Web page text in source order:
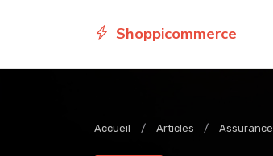
Shoppicommerce
Accueil Articles Assurance